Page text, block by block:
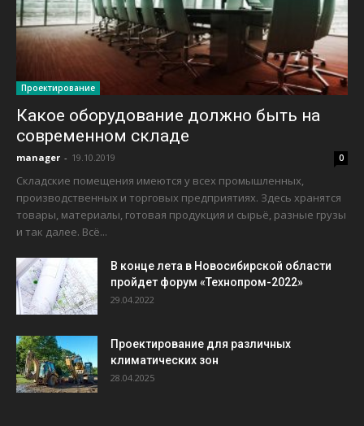
Проектирование
Какое оборудование должно быть на
современном складе
manager - 19.10.2019 0
Складские помещения имеются у всех промышленных,
производственных и торговых предприятиях. Здесь хранятся
товары, материалы, готовая продукция и сырьё, разные грузы
и так далее. Всё...
В конце лета в Новосибирской области
пройдет форум «Технопром-2022»
29.04.2022
Проектирование для различных
климатических зон
28.04.2025